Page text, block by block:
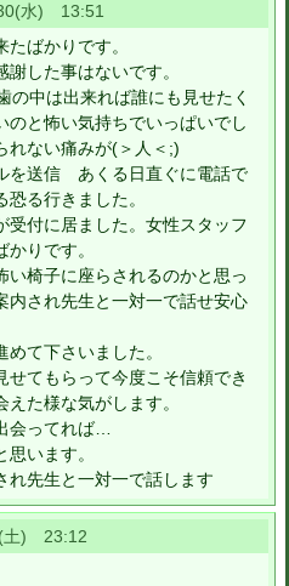
水) 13:51
ばかりです。
した事はないです。
の中は出来れば誰にも見せたく
のと怖い気持ちでいっぱいでし
れない痛みが(＞人＜;)
を送信 あくる日直ぐに電話で
る行きました。
受付に居ました。女性スタッフ
りです。
い椅子に座らされるのかと思っ
内され先生と一対一で話せ安心
て下さいました。
てもらって今度こそ信頼でき
た様な気がします。
会ってれば…
います。
れ先生と一対一で話します
) 23:12